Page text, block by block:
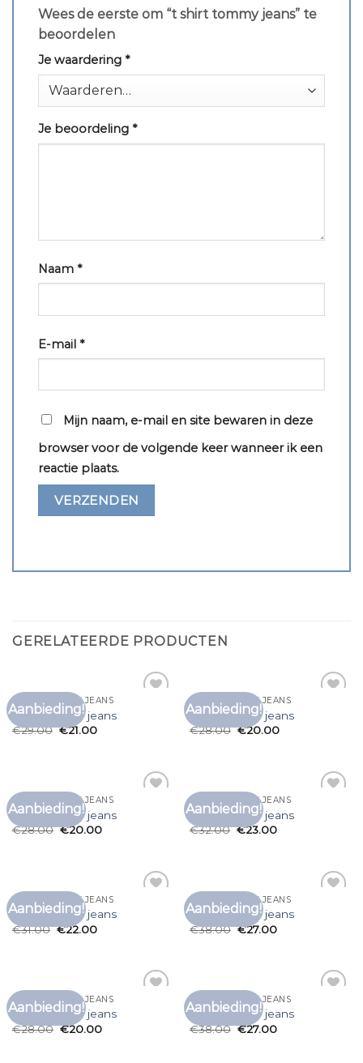
Wees de eerste om “t shirt tommy jeans” te
beoordelen
Je waardering *
Je beoordeling *
Naam *
E-mail *
Mijn naam, e-mail en site bewaren in deze
browser voor de volgende keer wanneer ik een
reactie plaats.
GERELATEERDE PRODUCTEN
Aanbieding!
T SHIRT TOMMY JEANS
t shirt tommy jeans
€29.00 €21.00
Aanbieding!
T SHIRT TOMMY JEANS
t shirt tommy jeans
€28.00 €20.00
Aanbieding!
T SHIRT TOMMY JEANS
t shirt tommy jeans
€28.00 €20.00
Aanbieding!
T SHIRT TOMMY JEANS
t shirt tommy jeans
€32.00 €23.00
Aanbieding!
T SHIRT TOMMY JEANS
t shirt tommy jeans
€31.00 €22.00
Aanbieding!
T SHIRT TOMMY JEANS
t shirt tommy jeans
€38.00 €27.00
Aanbieding!
T SHIRT TOMMY JEANS
t shirt tommy jeans
€28.00 €20.00
Aanbieding!
T SHIRT TOMMY JEANS
t shirt tommy jeans
€38.00 €27.00